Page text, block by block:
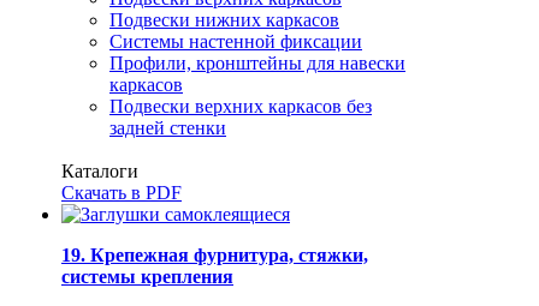
Подвески нижних каркасов
Системы настенной фиксации
Профили, кронштейны для навески
каркасов
Подвески верхних каркасов без
задней стенки
Каталоги
Скачать в PDF
19. Крепежная фурнитура, стяжки,
системы крепления